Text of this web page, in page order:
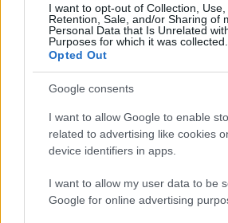
I want to opt-out of Collection, Use,
Retention, Sale, and/or Sharing of
Personal Data that Is Unrelated
Purposes for which it was collected.
Opted Out
Google consents
I want to allow Google to enable
related to advertising like cookies
device identifiers in apps.
I want to allow my user data to be
Google for online advertising
Il valore evolutivo del gioco in
Greta Salvati · 7 Ago 2026